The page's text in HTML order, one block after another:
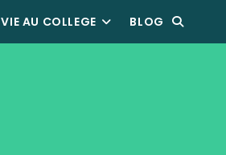
VIE AU COLLEGE BLOG